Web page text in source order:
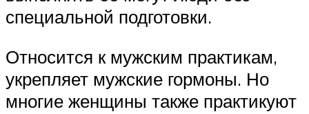
специальной подготовки.
Относится к мужским практикам,
укрепляет мужские гормоны. Но
многие женщины также практикуют